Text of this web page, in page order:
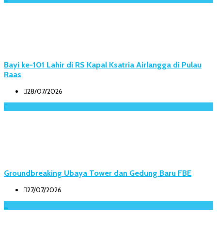
Bayi ke-101 Lahir di RS Kapal Ksatria Airlangga di Pulau
Raas
28/07/2026
Groundbreaking Ubaya Tower dan Gedung Baru FBE
27/07/2026